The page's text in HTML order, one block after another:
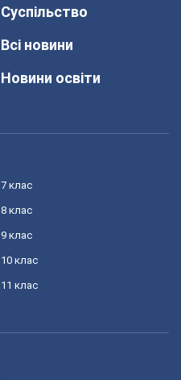
Суспільство
Всі новини
Новини освіти
7 клас
8 клас
9 клас
10 клас
11 клас